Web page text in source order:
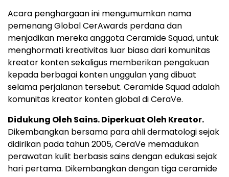
Acara penghargaan ini mengumumkan nama
pemenang Global CerAwards perdana dan
menjadikan mereka anggota Ceramide Squad, untuk
menghormati kreativitas luar biasa dari komunitas
kreator konten sekaligus memberikan pengakuan
kepada berbagai konten unggulan yang dibuat
selama perjalanan tersebut. Ceramide Squad adalah
komunitas kreator konten global di CeraVe.
Didukung Oleh Sains. Diperkuat Oleh Kreator.
Dikembangkan bersama para ahli dermatologi sejak
didirikan pada tahun 2005, CeraVe memadukan
perawatan kulit berbasis sains dengan edukasi sejak
hari pertama. Dikembangkan dengan tiga ceramide